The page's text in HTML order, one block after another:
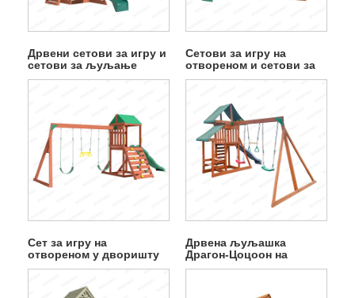
Дрвени сетови за игру и
сетови за љуљање
Сетови за игру на
отвореном и сетови за
љуљање
Сет за игру на
отвореном у дворишту
за децу
Дрвена љуљашка
Драгон-Цоцоон на
отвореном